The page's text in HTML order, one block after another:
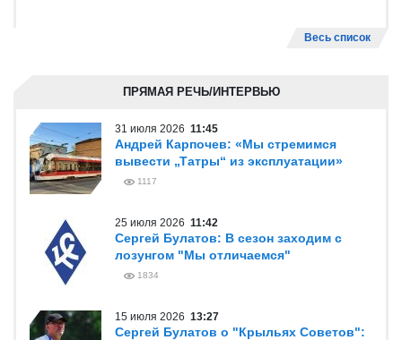
Весь список
ПРЯМАЯ РЕЧЬ/ИНТЕРВЬЮ
31 июля 2026 11:45
Андрей Карпочев: «Мы стремимся
вывести „Татры“ из эксплуатации»
1117
25 июля 2026 11:42
Сергей Булатов: В сезон заходим с
лозунгом "Мы отличаемся"
1834
15 июля 2026 13:27
Сергей Булатов о "Крыльях Советов":